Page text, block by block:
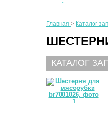
Главная > Каталог
КАТАЛОГ